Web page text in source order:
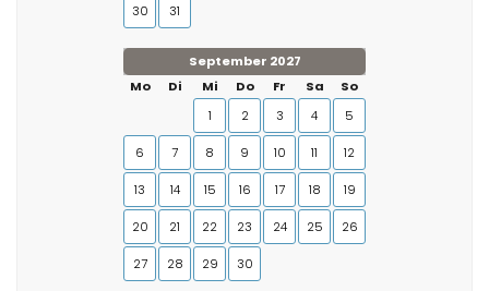
30 31
September 2027
Mo
Di Mi Do Fr Sa
So
1
2 3 4 5
6 7 8 9 10 11 12
13 14 15 16 17 18 19
20 21 22 23 24 25 26
27 28 29 30